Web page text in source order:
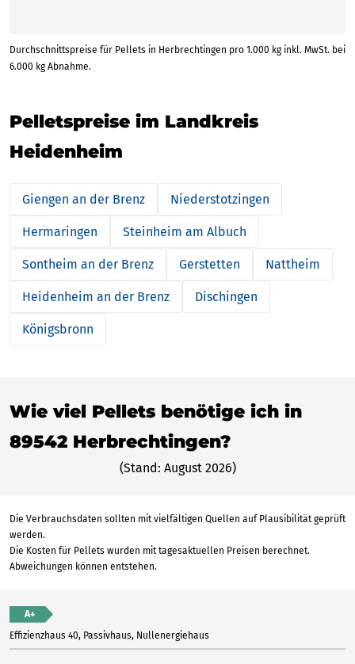
Durchschnittspreise für Pellets in Herbrechtingen pro 1.000 kg inkl. MwSt. bei
6.000 kg Abnahme.
Pelletspreise im Landkreis
Heidenheim
Giengen an der Brenz Niederstotzingen
Hermaringen Steinheim am Albuch
Sontheim an der Brenz Gerstetten Nattheim
Heidenheim an der Brenz Dischingen
Königsbronn
Wie viel Pellets benötige ich in
89542 Herbrechtingen?
(Stand: August 2026)
Die Verbrauchsdaten sollten mit vielfältigen Quellen auf Plausibilität geprüft
werden.
Die Kosten für Pellets wurden mit tagesaktuellen Preisen berechnet.
Abweichungen können entstehen.
A+
Effizienzhaus 40, Passivhaus, Nullenergiehaus